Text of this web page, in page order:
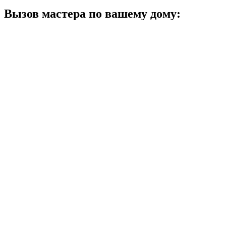
Вызов мастера по вашему дому: